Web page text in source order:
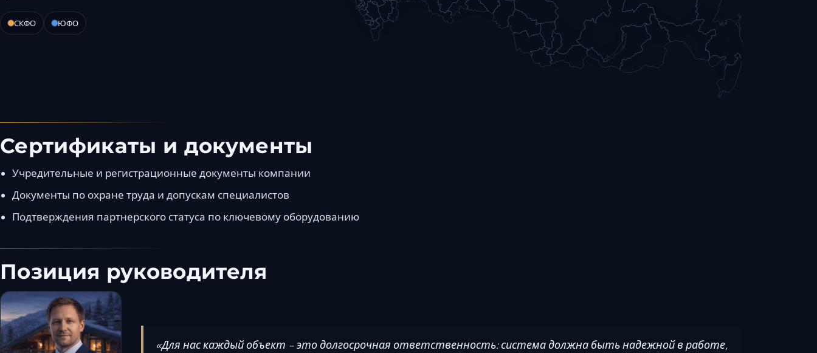
СКФО ЮФО
Сертификаты и документы
Учредительные и регистрационные документы компании
Документы по охране труда и допускам специалистов
Подтверждения партнерского статуса по ключевому оборудованию
Позиция руководителя
«Для нас каждый объект - это долгосрочная ответственность: система должна быть надежной в работе,